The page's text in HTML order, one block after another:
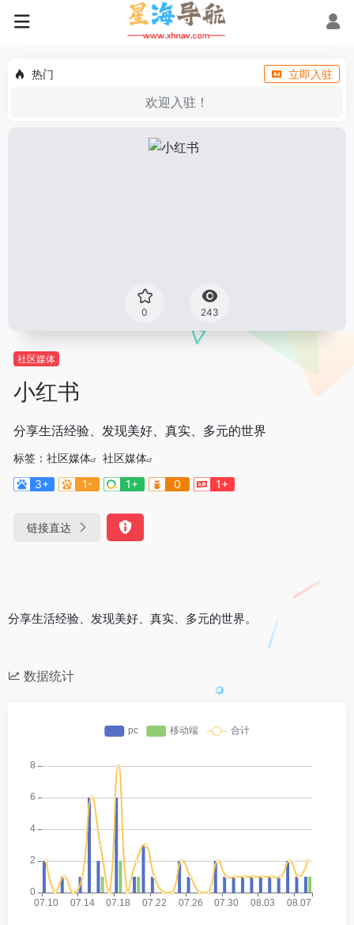
热门 立即入驻
欢迎入驻！
0 243
社区媒体
小红书
分享生活经验、发现美好、真实、多元的世界
标签： 社区媒体
社区媒体
3+
1- 1+ 0 1+
链接直达
分享生活经验、发现美好、真实、多元的世界。
数据统计